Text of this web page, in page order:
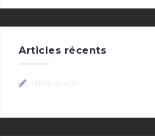
Articles récents
Hello world!